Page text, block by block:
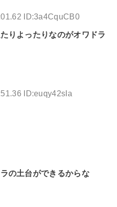
ID:3a4CquCB0
りよったりなのがオワドラ
ID:euqy42sIa
の土台ができるからな